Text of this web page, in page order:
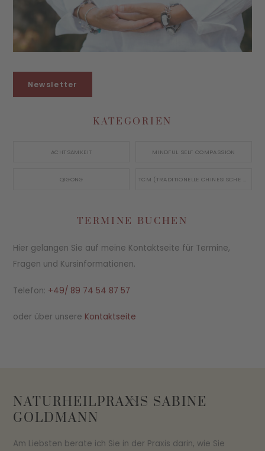
Newsletter
KATEGORIEN
ACHTSAMKEIT MINDFUL SELF COMPASSION
QIGONG TCM (TRADITIONELLE CHINESISCHE MEDIZIN)
TERMINE BUCHEN
Hier gelangen Sie auf meine Kontaktseite für Termine,
Fragen und Kursinformationen.
Telefon: +49/ 89 74 54 87 57
oder über unsere Kontaktseite
Back
NATURHEILPRAXIS SABINE
GOLDMANN
Am Liebsten berate ich Sie in der Praxis darin, wie Sie